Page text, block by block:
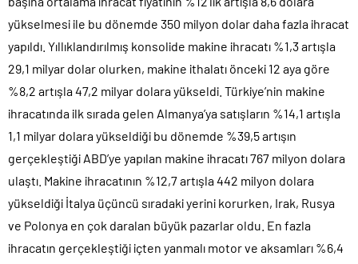
yükselmesi ile bu dönemde 350 milyon dolar daha fazla ihracat
yapıldı. Yıllıklandırılmış konsolide makine ihracatı %1,3 artışla
29,1 milyar dolar olurken, makine ithalatı önceki 12 aya göre
%8,2 artışla 47,2 milyar dolara yükseldi. Türkiye’nin makine
ihracatında ilk sırada gelen Almanya’ya satışların %14,1 artışla
1,1 milyar dolara yükseldiği bu dönemde %39,5 artışın
gerçekleştiği ABD’ye yapılan makine ihracatı 767 milyon dolara
ulaştı. Makine ihracatının %12,7 artışla 442 milyon dolara
yükseldiği İtalya üçüncü sıradaki yerini korurken, Irak, Rusya
ve Polonya en çok daralan büyük pazarlar oldu. En fazla
ihracatın gerçekleştiği içten yanmalı motor ve aksamları %6,4